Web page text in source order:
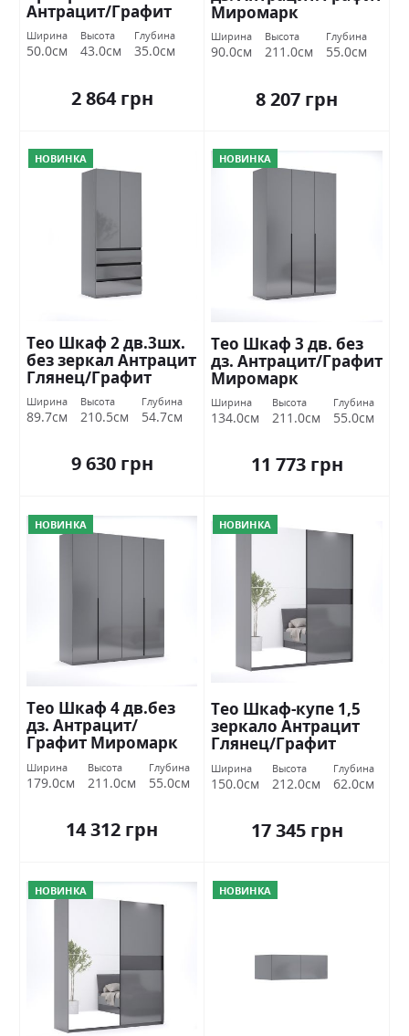
Антрацит/Графит
Миромарк
Ширина
50.0см
Высота
43.0см
Глубина
35.0см
2 864 грн
Миромарк
Ширина
90.0см
Высота
211.0см
Глубина
55.0см
8 207 грн
НОВИНКА
Тео Шкаф 2 дв.3шх.
без зеркал Антрацит
Глянец/Графит
Миромарк
Ширина
89.7см
Высота
210.5см
Глубина
54.7см
9 630 грн
НОВИНКА
Тео Шкаф 3 дв. без
дз. Антрацит/Графит
Миромарк
Ширина
134.0см
Высота
211.0см
Глубина
55.0см
11 773 грн
НОВИНКА
Тео Шкаф 4 дв.без
дз. Антрацит/
Графит Миромарк
Ширина
179.0см
Высота
211.0см
Глубина
55.0см
14 312 грн
НОВИНКА
Тео Шкаф-купе 1,5
зеркало Антрацит
Глянец/Графит
Миромарк
Ширина
150.0см
Высота
212.0см
Глубина
62.0см
17 345 грн
НОВИНКА НОВИНКА